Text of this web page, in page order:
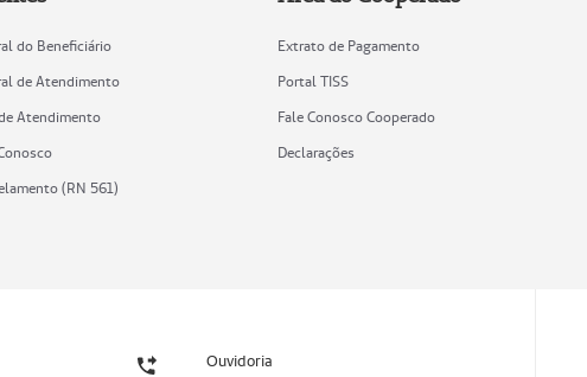
do Beneficiário
de Atendimento
Atendimento
(RN 561)
Extrato de Pagamento
Portal TISS
Fale Conosco Cooperado
Declarações
Ouvidoria